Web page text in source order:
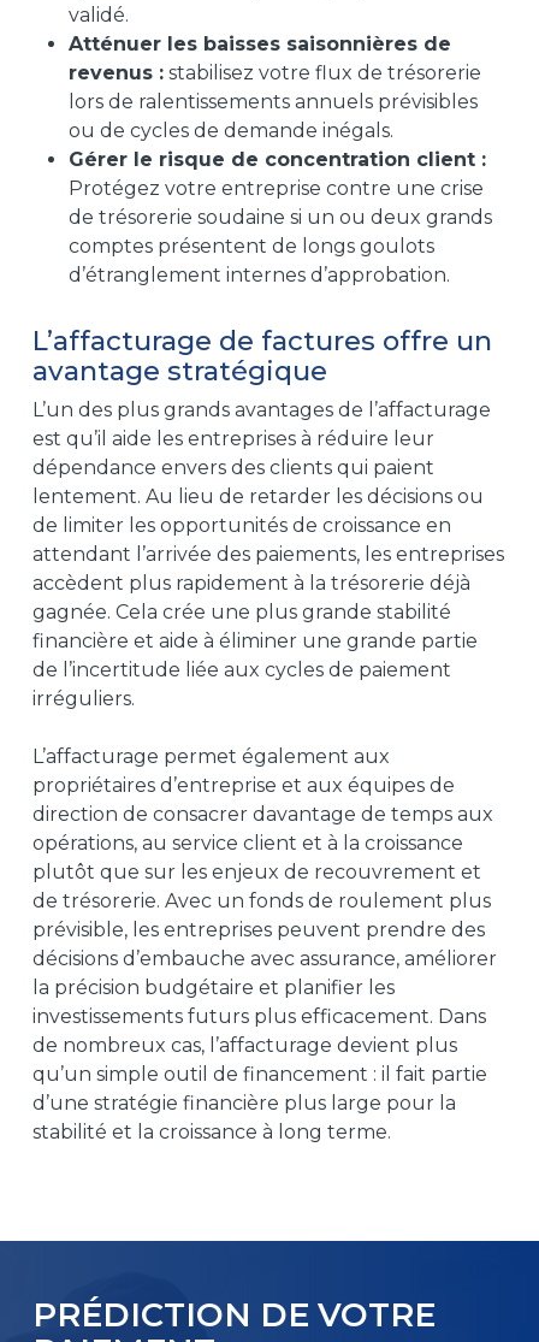
validé.
Atténuer les baisses saisonnières de
revenus :stabilisez votre flux de trésorerie
lors de ralentissements annuels prévisibles
ou de cycles de demande inégals.
Gérer le risque de concentration client :
Protégez votre entreprise contre une crise
de trésorerie soudaine si un ou deux grands
comptes présentent de longs goulots
d’étranglement internes d’approbation.
L’affacturage de factures offre un
avantage stratégique
L’un des plus grands avantages de l’affacturage
est qu’il aide les entreprises à réduire leur
dépendance envers des clients qui paient
lentement. Au lieu de retarder les décisions ou
de limiter les opportunités de croissance en
attendant l’arrivée des paiements, les entreprises
accèdent plus rapidement à la trésorerie déjà
gagnée. Cela crée une plus grande stabilité
financière et aide à éliminer une grande partie
de l’incertitude liée aux cycles de paiement
irréguliers.
L’affacturage permet également aux
propriétaires d’entreprise et aux équipes de
direction de consacrer davantage de temps aux
opérations, au service client et à la croissance
plutôt que sur les enjeux de recouvrement et
de trésorerie. Avec un fonds de roulement plus
prévisible, les entreprises peuvent prendre des
décisions d’embauche avec assurance, améliorer
la précision budgétaire et planifier les
investissements futurs plus efficacement. Dans
de nombreux cas, l’affacturage devient plus
qu’un simple outil de financement : il fait partie
d’une stratégie financière plus large pour la
stabilité et la croissance à long terme.
PRÉDICTION DE VOTRE